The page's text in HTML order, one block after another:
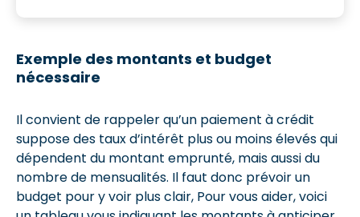
Exemple des montants et budget
nécessaire
Il convient de rappeler qu’un paiement à crédit
suppose des taux d’intérêt plus ou moins élevés qui
dépendent du montant emprunté, mais aussi du
nombre de mensualités. Il faut donc prévoir un
budget pour y voir plus clair, Pour vous aider, voici